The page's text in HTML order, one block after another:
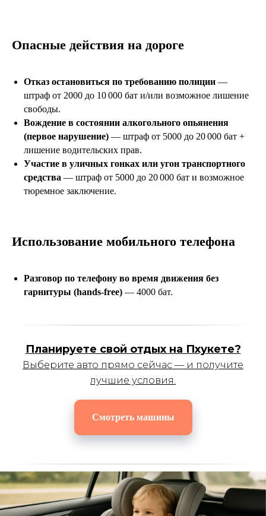
Опасные действия на дороге
Отказ остановиться по требованию полиции —
штраф от 2000 до 10 000 бат и/или возможное лишение
свободы.
Вождение в состоянии алкогольного опьянения
(первое нарушение) — штраф от 5000 до 20 000 бат +
лишение водительских прав.
Участие в уличных гонках или угон транспортного
средства — штраф от 5000 до 20 000 бат и возможное
тюремное заключение.
Использование мобильного телефона
Разговор по телефону во время движения без
гарнитуры (hands-free) — 4000 бат.
Планируете свой отдых на Пхукете?
Выберите авто прямо сейчас — и получите
лучшие условия.
Смотреть машины